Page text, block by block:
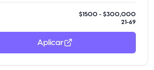
$1500 - $300,000
21-69
Aplicar